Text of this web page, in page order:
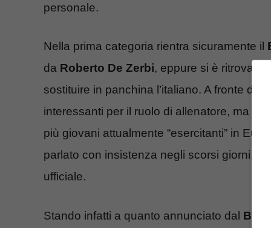
personale.
Nella prima categoria rientra sicuramente il
da Roberto De Zerbi, eppure si è ritrovato
sostituire in panchina l’italiano. A fronte di
interessanti per il ruolo di allenatore, ma la
più giovani attualmente “esercitanti” in
parlato con insistenza negli scorsi giorni,
ufficiale.
Stando infatti a quanto annunciato dal